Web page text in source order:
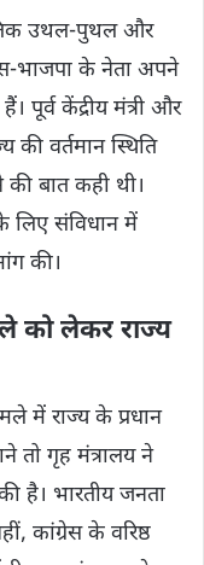
उथल-पुथल और
भाजपा के नेता अपने
पूर्व केंद्रीय मंत्री और
की वर्तमान स्थिति
बात कही थी।
संविधान में
की।
को लेकर राज्य
में राज्य के प्रधान
तो गृह मंत्रालय ने
है। भारतीय जनता
कांग्रेस के वरिष्ठ